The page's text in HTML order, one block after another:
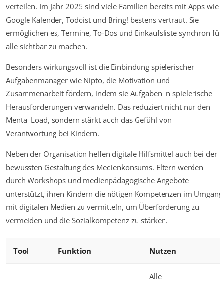
verteilen. Im Jahr 2025 sind viele Familien bereits mit Apps wie
Google Kalender, Todoist und Bring! bestens vertraut. Sie
ermöglichen es, Termine, To-Dos und Einkaufsliste synchron
alle sichtbar zu machen.
Besonders wirkungsvoll ist die Einbindung spielerischer
Aufgabenmanager wie Nipto, die Motivation und
Zusammenarbeit fördern, indem sie Aufgaben in spielerische
Herausforderungen verwandeln. Das reduziert nicht nur den
Mental Load, sondern stärkt auch das Gefühl von
Verantwortung bei Kindern.
Neben der Organisation helfen digitale Hilfsmittel auch bei der
bewussten Gestaltung des Medienkonsums. Eltern werden
durch Workshops und medienpädagogische Angebote
unterstützt, ihren Kindern die nötigen Kompetenzen im
mit digitalen Medien zu vermitteln, um Überforderung zu
vermeiden und die Sozialkompetenz zu stärken.
Tool Funktion Nutzen
Alle